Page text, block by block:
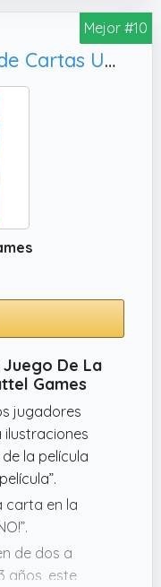
tenga.
30 palillos, 1
1 guía de
Mejor #10
Mattel Games Juego de Cartas UNO Junior La Patrulla Canina: La Superpelícula Juego de Mesa Familiar Inspirado en la película +3 años (Mattel HPY62)
De La
Games
jugadores
la película
carta en la
de dos a
años, este